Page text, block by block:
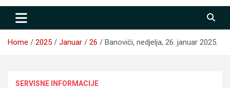
Home 2025 Januar 26 Banovići, nedjelja, 26. januar 2025.
SERVISNE INFORMACIJE